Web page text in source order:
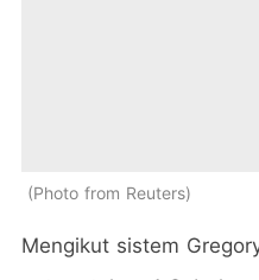
Photo from Reuters
Mengikut sistem